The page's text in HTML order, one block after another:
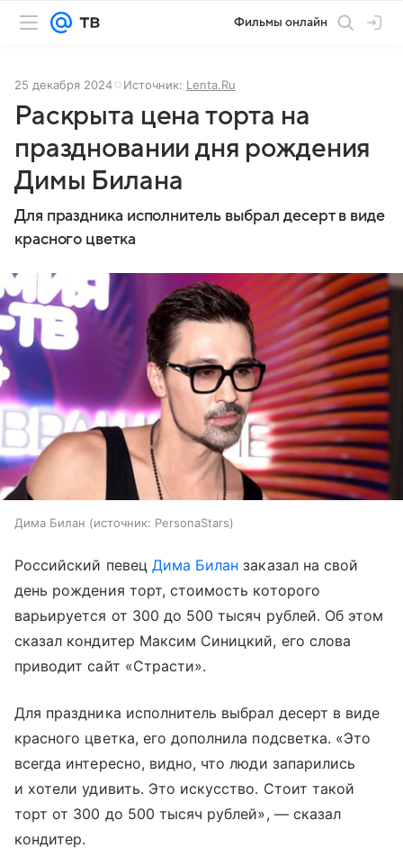
Фильмы онлайн
25 декабря 2024 Источник: Lenta.Ru
Раскрыта цена торта на
праздновании дня рождения
Димы Билана
Для праздника исполнитель выбрал десерт в виде
красного цветка
Дима Билан источник: PersonaStars
Российский певец Дима Билан заказал на свой
день рождения торт, стоимость которого
варьируется от 300 до 500 тысяч рублей. Об этом
сказал кондитер Максим Синицкий, его слова
приводит сайт «Страсти».
Для праздника исполнитель выбрал десерт в виде
красного цветка, его дополнила подсветка. «Это
всегда интересно, видно, что люди запарились
и хотели удивить. Это искусство. Стоит такой
торт от 300 до 500 тысяч рублей», — сказал
кондитер.